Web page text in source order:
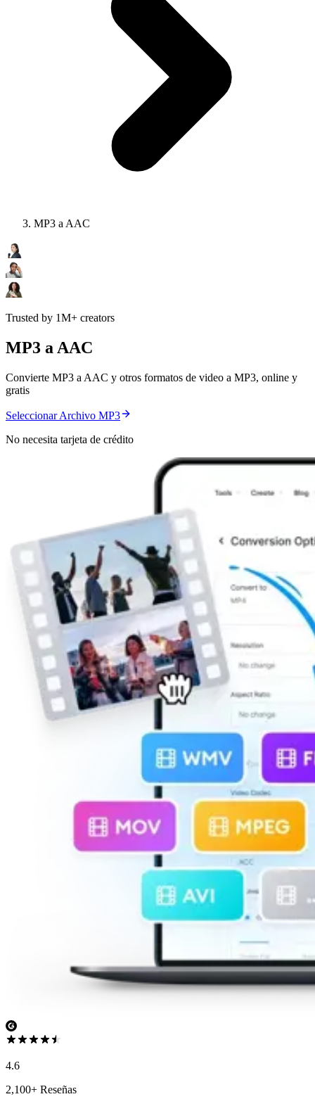
MP3 a AAC
Trusted by 1M+ creators
MP3 a AAC
Convierte MP3 a AAC y otros formatos de video a MP3, online y
gratis
Seleccionar Archivo MP3
No necesita tarjeta de crédito
4.6
2,100+ Reseñas